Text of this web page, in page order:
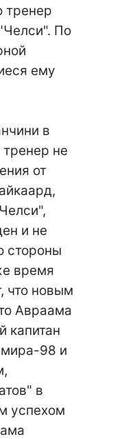
тренер
По
ему
в
не
от
и не
стороны
время
что новым
Авраама
капитан
98 и
в
успехом